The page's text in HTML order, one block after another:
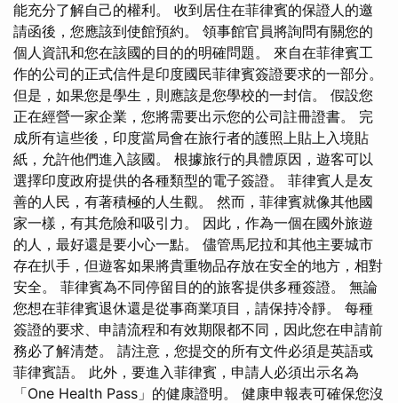
能充分了解自己的權利。 收到居住在菲律賓的保證人的邀
請函後，您應該到使館預約。 領事館官員將詢問有關您的
個人資訊和您在該國的目的的明確問題。 來自在菲律賓工
作的公司的正式信件是印度國民菲律賓簽證要求的一部分。
但是，如果您是學生，則應該是您學校的一封信。 假設您
正在經營一家企業，您將需要出示您的公司註冊證書。 完
成所有這些後，印度當局會在旅行者的護照上貼上入境貼
紙，允許他們進入該國。 根據旅行的具體原因，遊客可以
選擇印度政府提供的各種類型的電子簽證。 菲律賓人是友
善的人民，有著積極的人生觀。 然而，菲律賓就像其他國
家一樣，有其危險和吸引力。 因此，作為一個在國外旅遊
的人，最好還是要小心一點。 儘管馬尼拉和其他主要城市
存在扒手，但遊客如果將貴重物品存放在安全的地方，相對
安全。 菲律賓為不同停留目的的旅客提供多種簽證。 無論
您想在菲律賓退休還是從事商業項目，請保持冷靜。 每種
簽證的要求、申請流程和有效期限都不同，因此您在申請前
務必了解清楚。 請注意，您提交的所有文件必須是英語或
菲律賓語。 此外，要進入菲律賓，申請人必須出示名為
「One Health Pass」的健康證明。 健康申報表可確保您沒